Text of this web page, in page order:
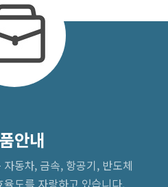
안내
동차, 금속, 항공기, 반도체
도를 자랑하고 있습니다.